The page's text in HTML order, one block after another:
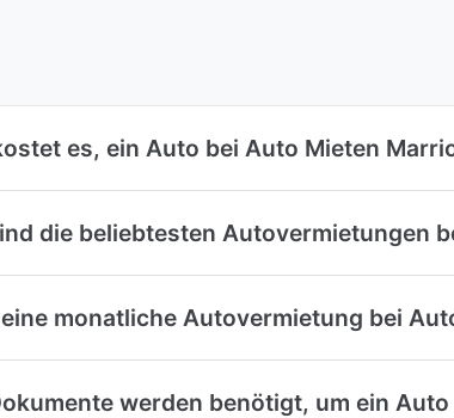
es, ein Auto bei Auto Mieten
die beliebtesten Autovermietungen
monatliche Autovermietung bei
werden benötigt, um ein